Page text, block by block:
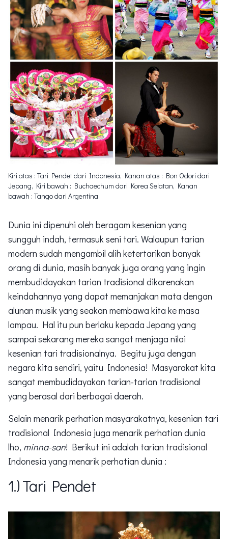
Kiri atas : Tari Pendet dari Indonesia, Kanan atas : Bon Odori dari
Jepang, Kiri bawah : Buchaechum dari Korea Selatan, Kanan
bawah : Tango dari Argentina
Dunia ini dipenuhi oleh beragam kesenian yang
sungguh indah, termasuk seni tari. Walaupun tarian
modern sudah mengambil alih ketertarikan banyak
orang di dunia, masih banyak juga orang yang ingin
membudidayakan tarian tradisional dikarenakan
keindahannya yang dapat memanjakan mata dengan
alunan musik yang seakan membawa kita ke masa
lampau. Hal itu pun berlaku kepada Jepang yang
sampai sekarang mereka sangat menjaga nilai
kesenian tari tradisionalnya. Begitu juga dengan
negara kita sendiri, yaitu Indonesia! Masyarakat kita
sangat membudidayakan tarian-tarian tradisional
yang berasal dari berbagai daerah.
Selain menarik perhatian masyarakatnya, kesenian tari
tradisional Indonesia juga menarik perhatian dunia
lho, minna-san! Berikut ini adalah tarian tradisional
Indonesia yang menarik perhatian dunia :
1.) Tari Pendet